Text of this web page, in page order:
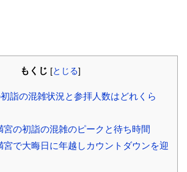
もくじ [とじる]
詣の混雑状況と参拝人数はどれくら
宮の初詣の混雑のピークと待ち時間
で大晦日に年越しカウントダウンを迎